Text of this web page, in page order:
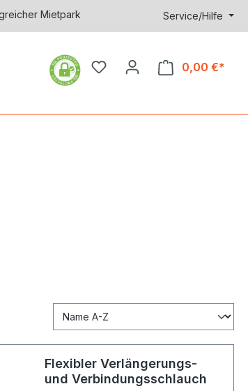
Mietpark Service/Hilfe
0,00 €*
Flexibler Verlängerungs-
und Verbindungsschlauch